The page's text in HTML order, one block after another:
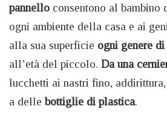
pannello consentono al bambino
ogni ambiente della casa e ai
alla sua superficie ogni genere
all’età del piccolo. Da una
lucchetti ai nastri fino,
a dellebottiglie di plastica.